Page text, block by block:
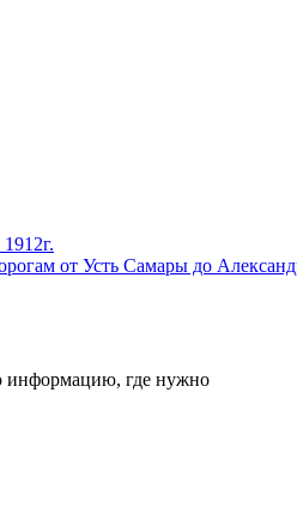
от Усть Самары до
информацию, где нужно